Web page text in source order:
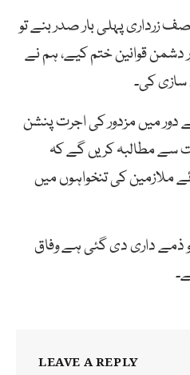
زرداری پہلی بار صدر بنے تو
دشمن قوانین ختم کیے، ہم نے
سازی کی۔
دور میں مزدور کی اجرت پنشن
سے مطالبہ کریں گے کہ
ملازمین کی تنخواہوں میں
ذمے داری دی گئی ہے وفاق
LEAVE A REPLY